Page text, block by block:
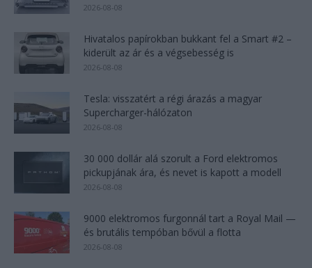
2026-08-08
Hivatalos papírokban bukkant fel a Smart #2 –
kiderült az ár és a végsebesség is
2026-08-08
Tesla: visszatért a régi árazás a magyar
Supercharger-hálózaton
2026-08-08
30 000 dollár alá szorult a Ford elektromos
pickupjának ára, és nevet is kapott a modell
2026-08-08
9000 elektromos furgonnál tart a Royal Mail —
és brutális tempóban bővül a flotta
2026-08-08